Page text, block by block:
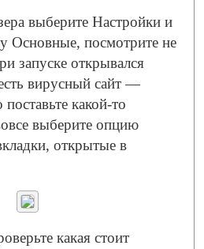
выберите Настройки и
Основные, посмотрите не
запуске открывался
вирусный сайт —
какой-то
выберите опцию
открытые в
какая стоит